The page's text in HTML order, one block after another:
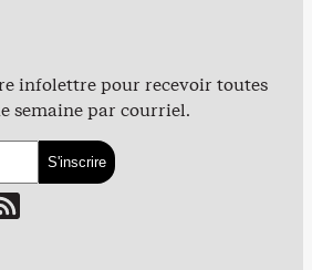
infolettre pour recevoir toutes
semaine par courriel.